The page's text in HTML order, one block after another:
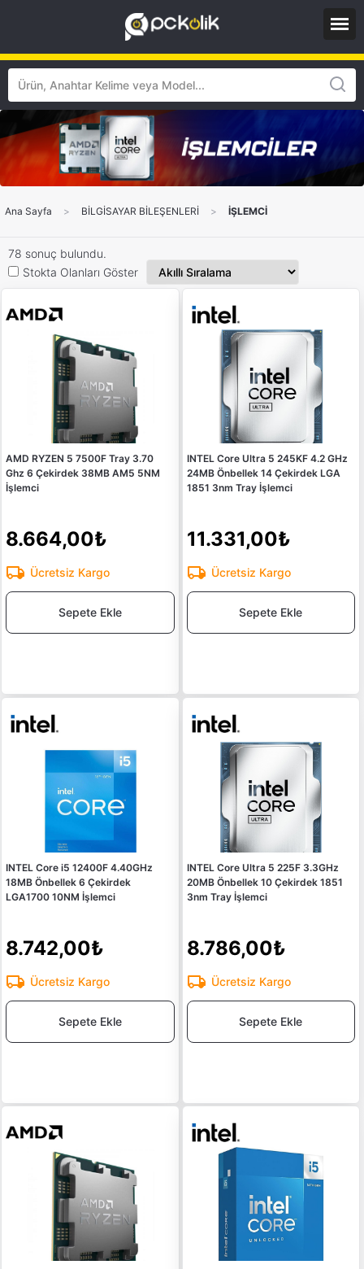
Ana Sayfa > BİLGİSAYAR BİLEŞENLERİ > İŞLEMCİ
78 sonuç bulundu.
Stokta Olanları Göster
AMD RYZEN 5 7500F Tray 3.70
Ghz 6 Çekirdek 38MB AM5 5NM
İşlemci
8.664,00₺
Ücretsiz Kargo
Sepete Ekle
INTEL Core Ultra 5 245KF 4.2 GHz
24MB Önbellek 14 Çekirdek LGA
1851 3nm Tray İşlemci
11.331,00₺
Ücretsiz Kargo
Sepete Ekle
INTEL Core i5 12400F 4.40GHz
18MB Önbellek 6 Çekirdek
LGA1700 10NM İşlemci
8.742,00₺
Ücretsiz Kargo
Sepete Ekle
INTEL Core Ultra 5 225F 3.3GHz
20MB Önbellek 10 Çekirdek 1851
3nm Tray İşlemci
8.786,00₺
Ücretsiz Kargo
Sepete Ekle